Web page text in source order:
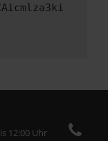
12:00 Uhr